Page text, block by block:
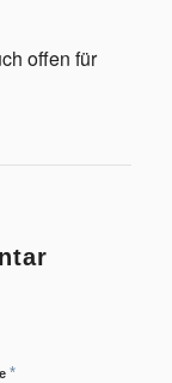
offen für
*